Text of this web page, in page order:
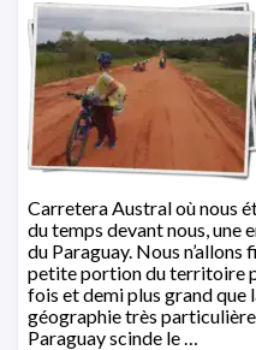
Carretera Austral où nous
du temps devant nous,
du Paraguay. Nous
petite portion du territoire
fois et demi plus grand que
géographie très
Paraguay scinde le …